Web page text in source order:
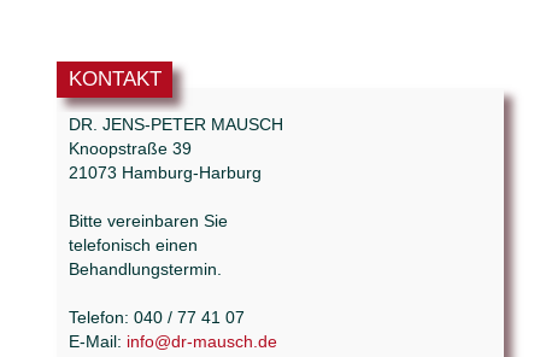
KONTAKT
DR. JENS-PETER MAUSCH
Knoopstraße 39
21073 Hamburg-Harburg
Bitte vereinbaren Sie
telefonisch einen
Behandlungstermin.
Telefon: 040 / 77 41 07
E-Mail: info@dr-mausch.de